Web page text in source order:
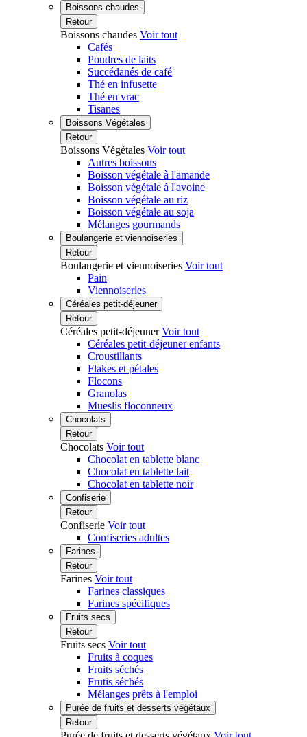
Boissons chaudes
Retour
Boissons chaudes Voir tout
Cafés
Poudres de laits
Succédanés de café
Thé en infusette
Thé en vrac
Tisanes
Boissons Végétales
Retour
Boissons Végétales Voir tout
Autres boissons
Boisson végétale à l'amande
Boisson végétale à l'avoine
Boisson végétale au riz
Boisson végétale au soja
Mélanges gourmands
Boulangerie et viennoiseries
Retour
Boulangerie et viennoiseries Voir tout
Pain
Viennoiseries
Céréales petit-déjeuner
Retour
Céréales petit-déjeunerVoir tout
Céréales petit-déjeuner enfants
Croustillants
Flakes et pétales
Flocons
Granolas
Mueslis floconneux
Chocolats
Retour
Chocolats Voir tout
Chocolat en tablette blanc
Chocolat en tablette lait
Chocolat en tablette noir
Confiserie
Retour
Confiserie Voir tout
Confiseries adultes
Farines
Retour
Farines Voir tout
Farines classiques
Farines spécifiques
Fruits secs
Retour
Fruits secs Voir tout
Fruits à coques
Fruits séchés
Frutis séchés
Mélanges prêts à l'emploi
Purée de fruits et desserts végétaux
Retour